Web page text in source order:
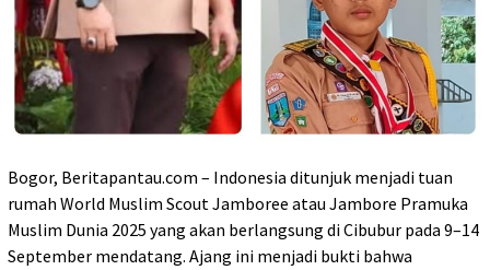
Bogor, Beritapantau.com – Indonesia ditunjuk menjadi tuan
rumah World Muslim Scout Jamboree atau Jambore Pramuka
Muslim Dunia 2025 yang akan berlangsung di Cibubur pada 9–14
September mendatang. Ajang ini menjadi bukti bahwa